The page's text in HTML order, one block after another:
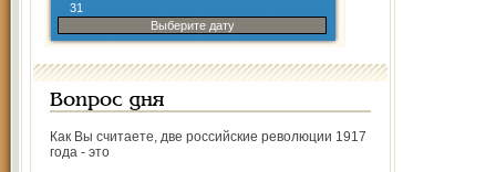
31
Выберите дату
Вопрос дня
Как Вы считаете, две российские революции 1917
года - это